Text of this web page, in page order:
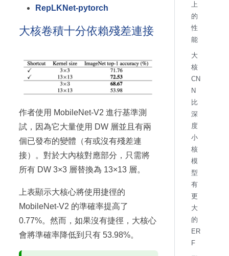
RepLKNet-pytorch
大核卷積十分依賴殘差連接
作者使用 MobileNet-V2 進行基準測
試，因為它大量使用 DW 層並且有兩
個已發布的變體（有或沒有殘差連
接）。對於大內核對應部分，只需將
所有 DW 3×3 層替換為 13×13 層。
上表顯示大核心將使用捷徑的
MobileNet-V2 的準確率提高了
0.77%。然而，如果沒有捷徑，大核心
會將準確率降低到只有 53.98%。
上
的
性
能
大
核
CN
N
比
深
度
小
核
模
型
有
更
大
的
ER
F